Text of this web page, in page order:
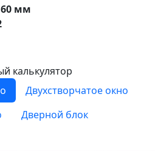
мм
калькулятор
Двухстворчатое окно
Дверной блок